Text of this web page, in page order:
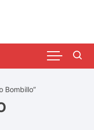
Bombillo”